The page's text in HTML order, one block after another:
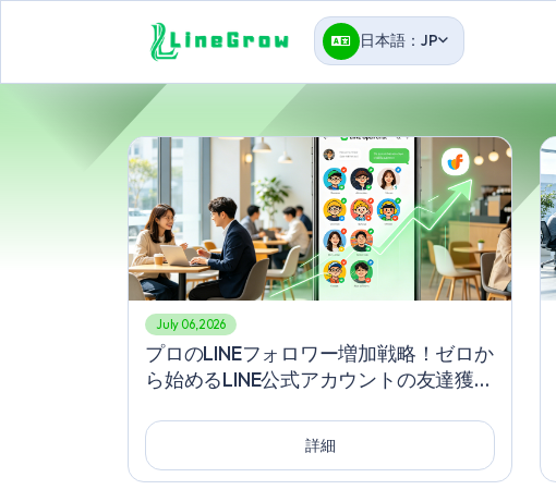
日本語：JP
July 06, 2026
プロのLINEフォロワー増加戦略！ゼロか
ら始めるLINE公式アカウントの友達獲得
訣
詳細